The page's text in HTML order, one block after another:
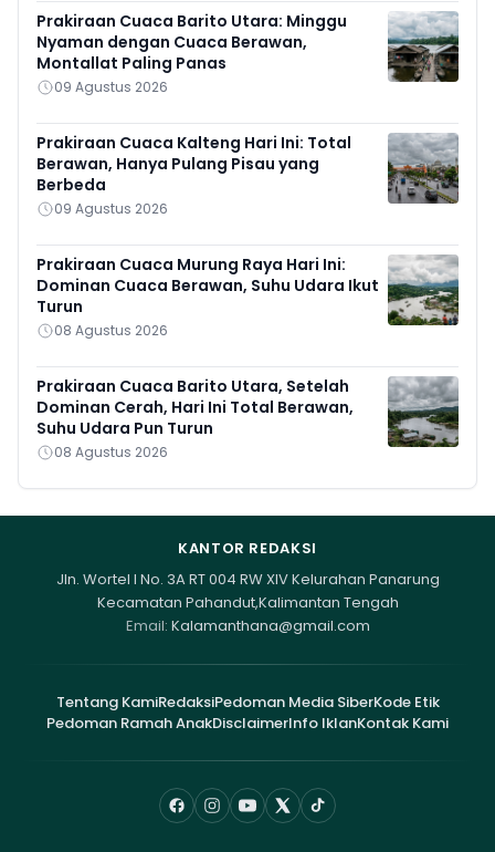
Prakiraan Cuaca Barito Utara: Minggu
Nyaman dengan Cuaca Berawan,
Montallat Paling Panas
09 Agustus 2026
Prakiraan Cuaca Kalteng Hari Ini: Total
Berawan, Hanya Pulang Pisau yang
Berbeda
09 Agustus 2026
Prakiraan Cuaca Murung Raya Hari Ini:
Dominan Cuaca Berawan, Suhu Udara Ikut
Turun
08 Agustus 2026
Prakiraan Cuaca Barito Utara, Setelah
Dominan Cerah, Hari Ini Total Berawan,
Suhu Udara Pun Turun
08 Agustus 2026
KANTOR REDAKSI
Jln. Wortel I No. 3A RT 004 RW XIV Kelurahan Panarung
Kecamatan Pahandut,Kalimantan Tengah
Email: Kalamanthana@gmail.com
Tentang KamiRedaksiPedoman Media SiberKode Etik
Pedoman Ramah AnakDisclaimerInfo IklanKontak Kami